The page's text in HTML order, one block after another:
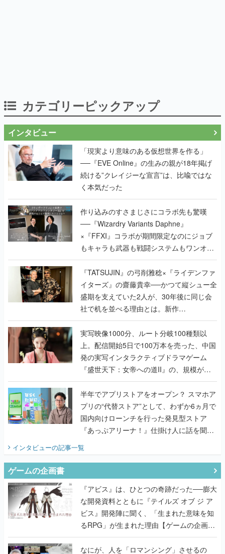
「現実より意味のある仮想世界を作る」
──『EVE Online』の生みの親が18年掲げ
く本気だった
作り込みのすさまじさにコラボ先も驚嘆
──『Wizardry Variants Daphne』
×『FFXI』コラボが期間限定なのにジョブ
もキャラも武器も戦闘システムもワンオフ
で作り込まれた理由を両ディレクターに聞
く
『TATSUJIN』の弓削雅稔×『ライデンファ
イターズ』の齋藤貴幸──かつて縦シュー全
盛期を支えていた2人が、30年後に同じ会
社で机を並べる理由とは。新作
『TATSUJIN EXTREME』で初タッグを組
んだレジェンド2人に訊く開発秘話
実写映像1000分、ルート分岐100種類以
上。配信開始5日で100万本を売った、中国
発の実写インタラクティブドラマゲーム
『盛世天下：女帝への道II』の、規模が違
うこだわりをプロデューサーに聞いた
半年でアプリストアをオープン？ スマホア
プリの“代替ストア”として、わずか6ヵ月で
国内向けローンチを行った発見型ストア
『あっぷアリーナ！』仕掛け人に話を聞い
てみた
インタビューの記事一覧
『アビス』は、ひとつの奇跡だった──膨大
な開発資料とともに『テイルズ オブ ジ ア
るRPG」が生まれた理由【ゲームの企画
書】
なにが、人を「ロマンシング」させるの
か？『ロマサガ2』当時の企画書とキャラ
設定画から迫る、河津秋敏がRPGに生み出
した「ロマン」の正体とは【ゲームの企画